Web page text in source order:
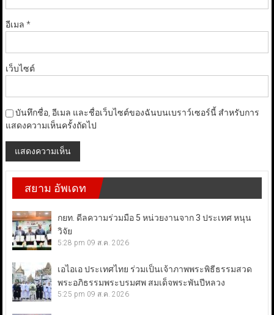
อีเมล *
เว็บไซต์
บันทึกชื่อ, อีเมล และชื่อเว็บไซต์ของฉันบนเบราว์เซอร์นี้ สำหรับการ
แสดงความเห็นครั้งถัดไป
สยาม อัพเดท
กยท. ดีลความร่วมมือ 5 หน่วยงานจาก 3 ประเทศ หนุน
วิจัย
5:28 pm 09 ส.ค. 2026
เอไอเอ ประเทศไทย ร่วมเป็นเจ้าภาพพระพิธีธรรมสวด
พระอภิธรรมพระบรมศพ สมเด็จพระพันปีหลวง
5:25 pm 09 ส.ค. 2026